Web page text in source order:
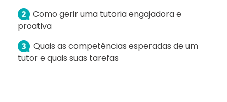
Como gerir uma tutoria engajadora e
proativa
Quais as competências esperadas de um
tutor e quais suas tarefas